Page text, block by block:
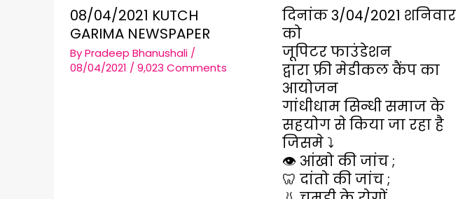
08/04/2021 KUTCH
GARIMA NEWSPAPER
ByPradeep Bhanushali /
08/04/2021 / 9,023 Comments
दिनांक 3/04/2021 शनिवार
को
जूपिटर फाउंडेशन
द्वारा फ्री मेडीकल कैंप का
आयोजन
गांधीधाम सिन्धी समाज के
सहयोग से किया जा रहा है
जिसमे ⤵️
👁️ आंखो की जांच ;
🦷 दांतो की जांच ;